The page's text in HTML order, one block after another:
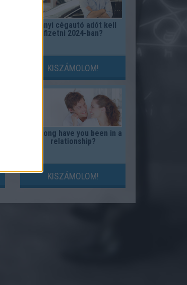
Mennyi cégautó adót kell
fizetni 2024-ban?
KISZÁMOLOM!
How long have you been in a
relationship?
KISZÁMOLOM!